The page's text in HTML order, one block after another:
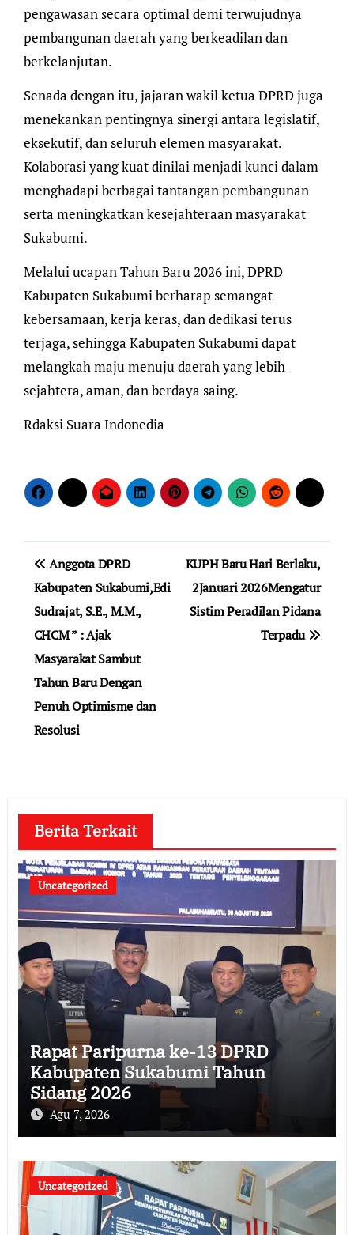
pengawasan secara optimal demi terwujudnya
pembangunan daerah yang berkeadilan dan
berkelanjutan.
Senada dengan itu, jajaran wakil ketua DPRD juga
menekankan pentingnya sinergi antara legislatif,
eksekutif, dan seluruh elemen masyarakat.
Kolaborasi yang kuat dinilai menjadi kunci dalam
menghadapi berbagai tantangan pembangunan
serta meningkatkan kesejahteraan masyarakat
Sukabumi.
​Melalui ucapan Tahun Baru 2026 ini, DPRD
Kabupaten Sukabumi berharap semangat
kebersamaan, kerja keras, dan dedikasi terus
terjaga, sehingga Kabupaten Sukabumi dapat
melangkah maju menuju daerah yang lebih
sejahtera, aman, dan berdaya saing.
​Rdaksi Suara Indonedia
Navigasi
pos
Anggota DPRD
Kabupaten Sukabumi,Edi
Sudrajat, S.E., M.M.,
CHCM ” : Ajak
Masyarakat Sambut
Tahun Baru Dengan
Penuh Optimisme dan
Resolusi
KUPH Baru Hari Berlaku,
2Januari 2026Mengatur
Sistim Peradilan Pidana
Terpadu
Berita Terkait
Uncategorized
Rapat Paripurna ke-13 DPRD
Kabupaten Sukabumi Tahun
Sidang 2026
Agu 7, 2026
Uncategorized